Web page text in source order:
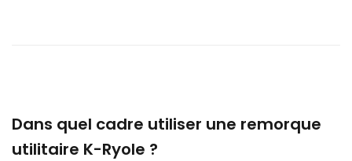
Dans quel cadre utiliser une remorque
utilitaire K-Ryole ?